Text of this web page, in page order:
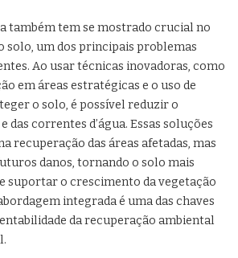
também tem se mostrado crucial no
solo, um dos principais problemas
Ao usar técnicas inovadoras, como
em áreas estratégicas e o uso de
o solo, é possível reduzir o
das correntes d’água. Essas soluções
recuperação das áreas afetadas, mas
danos, tornando o solo mais
suportar o crescimento da vegetação
integrada é uma das chaves
da recuperação ambiental